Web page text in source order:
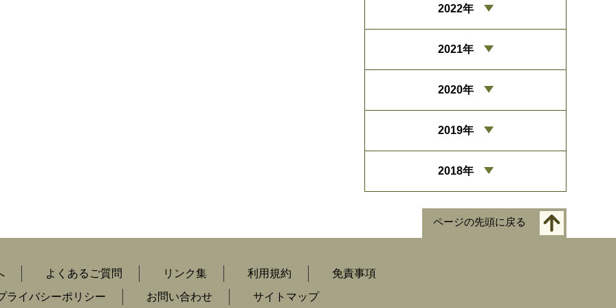
2022年
2021年
2020年
2019年
2018年
ページの先頭に戻る
よくあるご質問 リンク集 利用規約
免責事項
ライバシーポリシー
お問い合わせ サイトマップ